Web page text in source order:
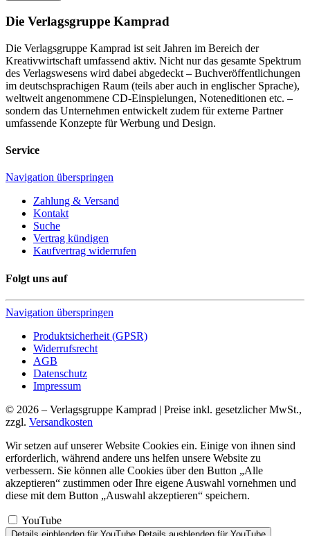
Die Verlagsgruppe Kamprad
Die Verlagsgruppe Kamprad ist seit Jahren im Bereich der
Kreativwirtschaft umfassend aktiv. Nicht nur das gesamte Spektrum
des Verlagswesens wird dabei abgedeckt – Buchveröffentlichungen
im deutschsprachigen Raum (teils aber auch in englischer Sprache),
weltweit angenommene CD-Einspielungen, Noteneditionen etc. –
sondern das Unternehmen entwickelt zudem für externe Partner
umfassende Konzepte für Werbung und Design.
Service
Navigation überspringen
Zahlung & Versand
Kontakt
Suche
Vertrag kündigen
Kaufvertrag widerrufen
Folgt uns auf
Navigation überspringen
Produktsicherheit (GPSR)
Widerrufsrecht
AGB
Datenschutz
Impressum
© 2026 – Verlagsgruppe Kamprad | Preise inkl. gesetzlicher MwSt.,
zzgl. Versandkosten
Wir setzen auf unserer Website Cookies ein. Einige von ihnen sind
erforderlich, während andere uns helfen unsere Website zu
verbessern. Sie können alle Cookies über den Button „Alle
akzeptieren“ zustimmen oder Ihre eigene Auswahl vornehmen und
diese mit dem Button „Auswahl akzeptieren“ speichern.
YouTube